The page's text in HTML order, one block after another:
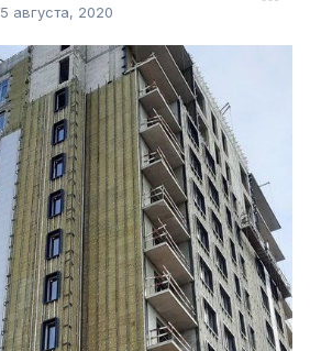
5 августа, 2020